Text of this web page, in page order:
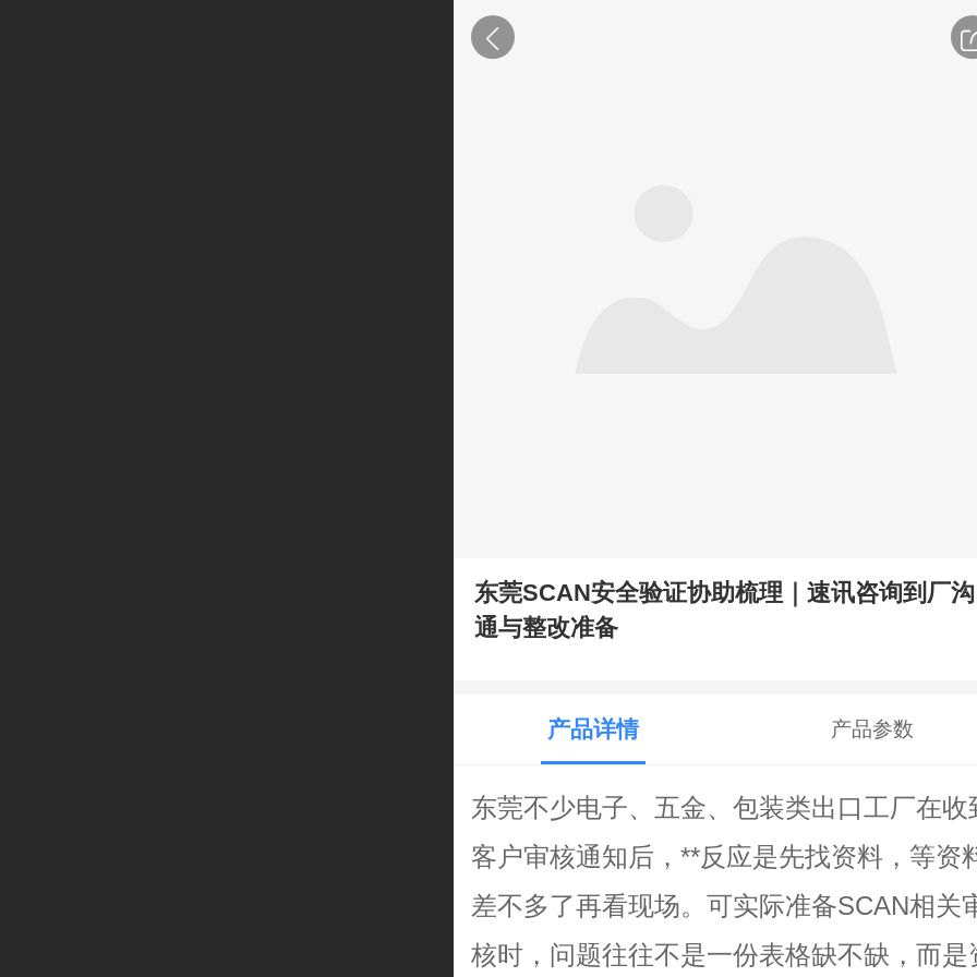
东莞SCAN安全验证协助梳理｜速讯咨询到厂沟
通与整改准备
产品详情 产品参数
东莞不少电子、五金、包装类出口工厂在收
客户审核通知后，**反应是先找资料，等资
差不多了再看现场。可实际准备SCAN相关
核时，问题往往不是一份表格缺不缺，而是